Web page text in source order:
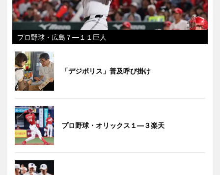
プロ野球・広島７―１１巨人
「デジポリス」普及呼び掛け
プロ野球・オリックス１―３楽天